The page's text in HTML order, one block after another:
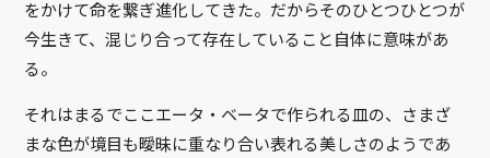
をかけて命を繋ぎ進化してきた。だからそのひとつひとつが
今生きて、混じり合って存在していること自体に意味があ
る。
それはまるでここエータ・ベータで作られる皿の、さまざ
まな色が境目も曖昧に重なり合い表れる美しさのようであ